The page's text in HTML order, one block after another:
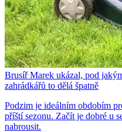
Brusíř Marek ukázal, pod
zahrádkářů to dělá špatně
Podzim je ideálním obdobím
příští sezonu. Začít je dobré u
nabrousit.